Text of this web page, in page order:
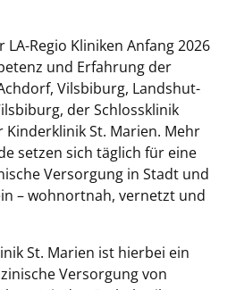
Regio Kliniken Anfang 2026
und Erfahrung der
Vilsbiburg, Landshut-
der Schlossklinik
St. Marien. Mehr
setzen sich täglich für eine
Versorgung in Stadt und
– wohnortnah, vernetzt und
St. Marien ist hierbei ein
Versorgung von